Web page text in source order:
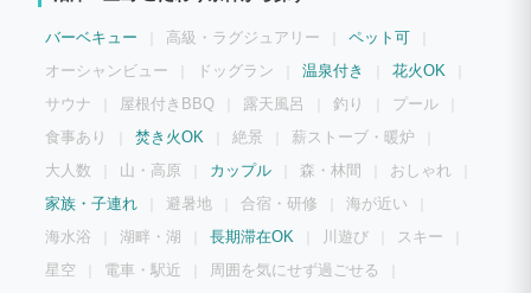
バーベキュー 高級・ラグジュアリー
ペット可
オーシャンビュー
ドッグラン 温泉付き
花火OK
サウナ
屋根付きBBQ 露天風呂 釣り
プール
食事あり
焚き火OK 絶景
薪ストーブ・暖炉
大人数
山・高原 カップル 森・林間
おしゃれ
家族・子連れ
避暑地 合宿・研修
海が近い
海水浴
湖畔・湖 長期滞在OK 川遊び
スキー
星空
電車・駅近
周囲を気にせず過ごせる